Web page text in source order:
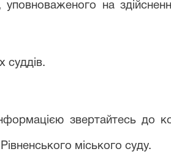
уповноваженого на
суддів.
звертайтесь до
міського суду.